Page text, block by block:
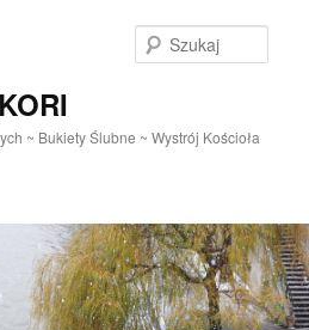
~ Bukiety Ślubne ~ Wystrój Kościoła